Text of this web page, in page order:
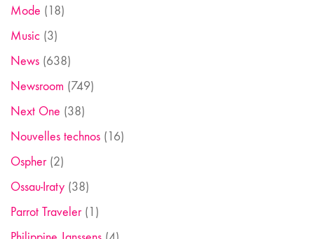
Mode (18)
Music (3)
News (638)
Newsroom (749)
Next One (38)
Nouvelles technos (16)
Ospher(2)
Ossau-Iraty (38)
Parrot Traveler(1)